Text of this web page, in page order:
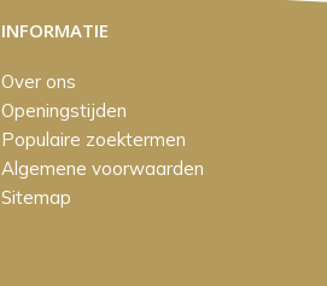
INFORMATIE
Over ons
Openingstijden
Populaire zoektermen
Algemene voorwaarden
Sitemap